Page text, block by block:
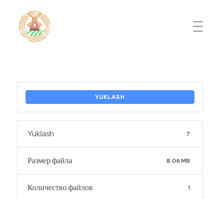
YUKLASH
Yuklash 7
Размер файла 8.06 MB
Количество файлов 1